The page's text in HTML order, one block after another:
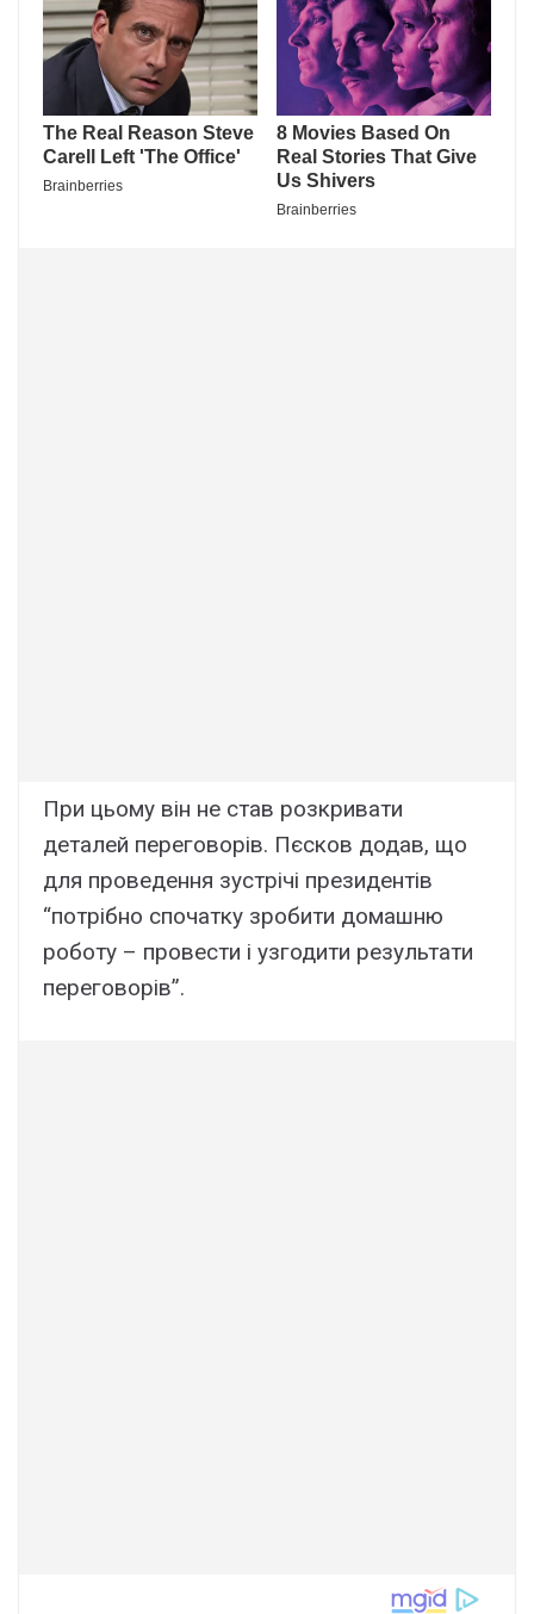
При цьому він не став розкривати
деталей переговорів. Пєсков додав, що
для проведення зустрічі президентів
“потрібно спочатку зробити домашню
роботу – провести і узгодити результати
переговорів”.